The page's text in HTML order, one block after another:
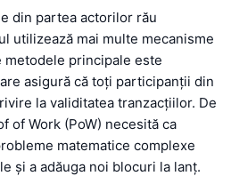
din partea actorilor rău
utilizează mai multe mecanisme
principale este
asigură că toți participanții din
la validitatea tranzacțiilor. De
of Work (PoW) necesită ca
matematice complexe
și a adăuga noi blocuri la lanț.